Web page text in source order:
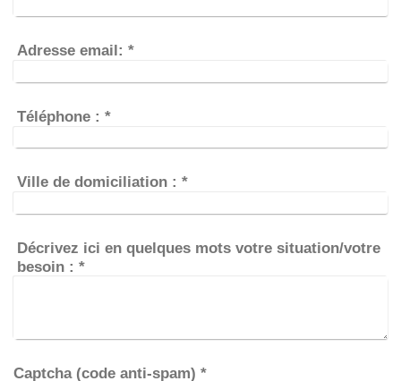
Adresse email: *
Téléphone : *
Ville de domiciliation :*
Décrivez ici en quelques mots votre situation/votre
besoin :*
Captcha (code anti-spam) *